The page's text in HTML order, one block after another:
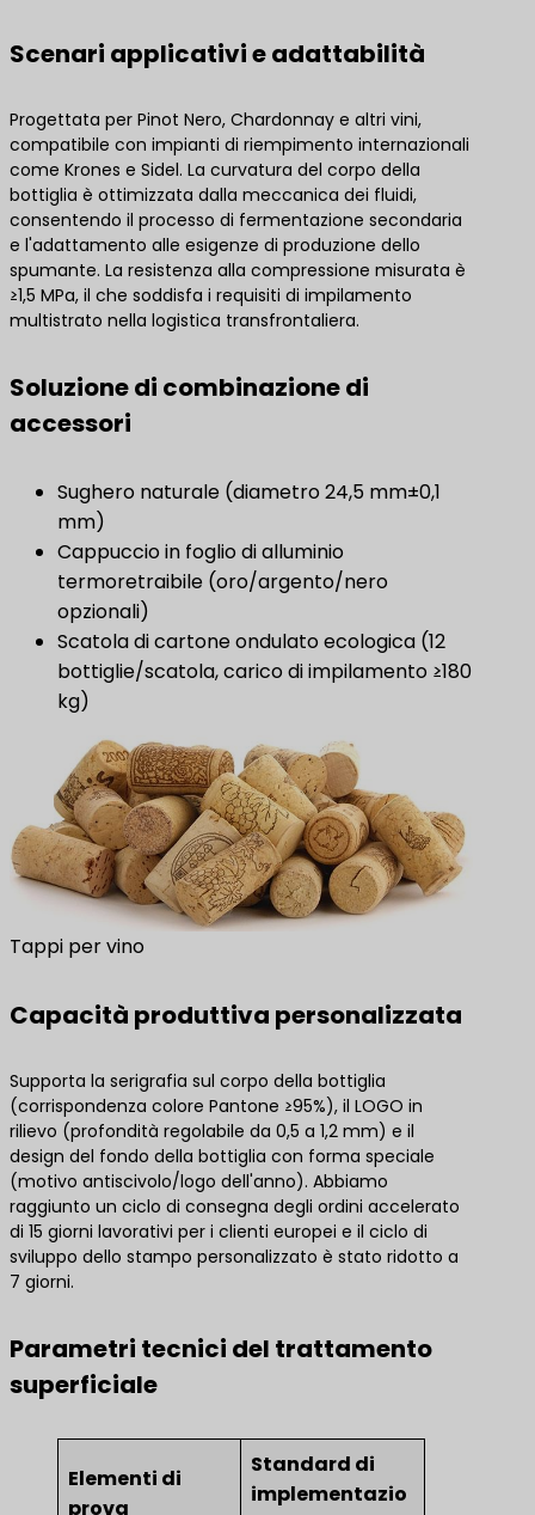
Scenari applicativi e adattabilità
Progettata per Pinot Nero, Chardonnay e altri vini,
compatibile con impianti di riempimento internazionali
come Krones e Sidel. La curvatura del corpo della
bottiglia è ottimizzata dalla meccanica dei fluidi,
consentendo il processo di fermentazione secondaria
e l'adattamento alle esigenze di produzione dello
spumante. La resistenza alla compressione misurata è
≥1,5 MPa, il che soddisfa i requisiti di impilamento
multistrato nella logistica transfrontaliera.
Soluzione di combinazione di
accessori
Sughero naturale (diametro 24,5 mm±0,1
mm)
Cappuccio in foglio di alluminio
termoretraibile (oro/argento/nero
opzionali)
Scatola di cartone ondulato ecologica (12
bottiglie/scatola, carico di impilamento ≥180
kg)
Tappi per vino
Capacità produttiva personalizzata
Supporta la serigrafia sul corpo della bottiglia
(corrispondenza colore Pantone ≥95%), il LOGO in
rilievo (profondità regolabile da 0,5 a 1,2 mm) e il
design del fondo della bottiglia con forma speciale
(motivo antiscivolo/logo dell'anno). Abbiamo
raggiunto un ciclo di consegna degli ordini accelerato
di 15 giorni lavorativi per i clienti europei e il ciclo di
sviluppo dello stampo personalizzato è stato ridotto a
7 giorni.
Parametri tecnici del trattamento
superficiale
Elementi di
prova
Standard di
implementazio